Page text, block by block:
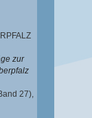
zur
27),